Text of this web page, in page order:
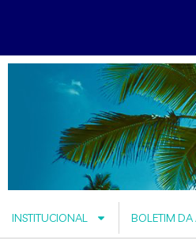
INSTITUCIONAL BOLETIM DA